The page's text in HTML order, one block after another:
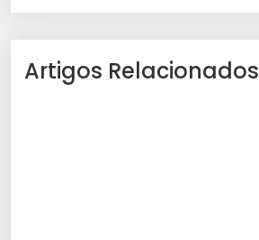
Artigos Relacionados